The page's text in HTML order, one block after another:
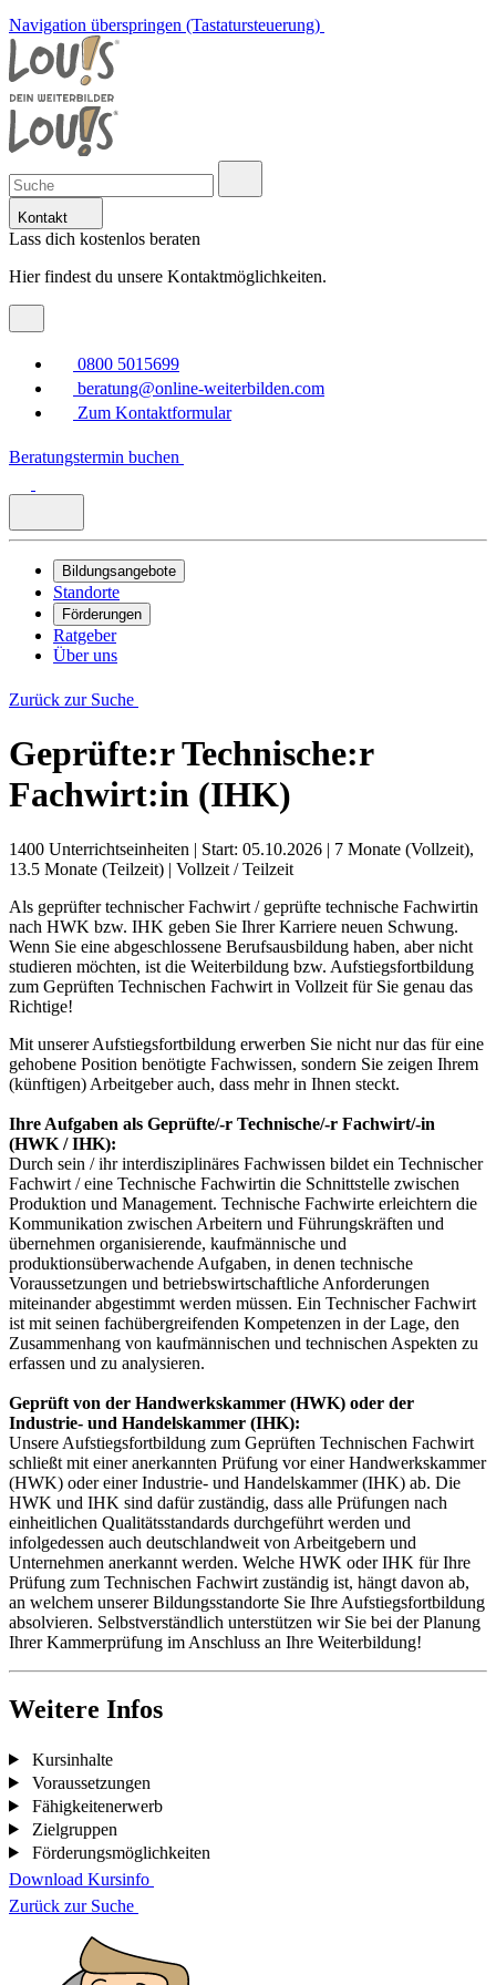
Navigation überspringen (Tastatursteuerung)
Kontakt
Lass dich kostenlos beraten
Hier findest du unsere Kontaktmöglichkeiten.
0800 5015699
beratung@online-weiterbilden.com
Zum Kontaktformular
Beratungstermin buchen
Bildungsangebote
Standorte
Förderungen
Ratgeber
Über uns
Zurück zur Suche
Geprüfte:r Technische:r
Fachwirt:in (IHK)
1400 Unterrichtseinheiten | Start: 05.10.2026 | 7 Monate (Vollzeit),
13.5 Monate (Teilzeit) | Vollzeit / Teilzeit
Als geprüfter technischer Fachwirt / geprüfte technische Fachwirtin
nach HWK bzw. IHK geben Sie Ihrer Karriere neuen Schwung.
Wenn Sie eine abgeschlossene Berufsausbildung haben, aber nicht
studieren möchten, ist die Weiterbildung bzw. Aufstiegsfortbildung
zum Geprüften Technischen Fachwirt in Vollzeit für Sie genau das
Richtige!
Mit unserer Aufstiegsfortbildung erwerben Sie nicht nur das für eine
gehobene Position benötigte Fachwissen, sondern Sie zeigen Ihrem
(künftigen) Arbeitgeber auch, dass mehr in Ihnen steckt.
Ihre Aufgaben als Geprüfte/-r Technische/-r Fachwirt/-in
(HWK / IHK):
Durch sein / ihr interdisziplinäres Fachwissen bildet ein Technischer
Fachwirt / eine Technische Fachwirtin die Schnittstelle zwischen
Produktion und Management. Technische Fachwirte erleichtern die
Kommunikation zwischen Arbeitern und Führungskräften und
übernehmen organisierende, kaufmännische und
produktionsüberwachende Aufgaben, in denen technische
Voraussetzungen und betriebswirtschaftliche Anforderungen
miteinander abgestimmt werden müssen. Ein Technischer Fachwirt
ist mit seinen fachübergreifenden Kompetenzen in der Lage, den
Zusammenhang von kaufmännischen und technischen Aspekten zu
erfassen und zu analysieren.
Geprüft von der Handwerkskammer (HWK) oder der
Industrie- und Handelskammer (IHK):
Unsere Aufstiegsfortbildung zum Geprüften Technischen Fachwirt
schließt mit einer anerkannten Prüfung vor einer Handwerkskammer
(HWK) oder einer Industrie- und Handelskammer (IHK) ab. Die
HWK und IHK sind dafür zuständig, dass alle Prüfungen nach
einheitlichen Qualitätsstandards durchgeführt werden und
infolgedessen auch deutschlandweit von Arbeitgebern und
Unternehmen anerkannt werden. Welche HWK oder IHK für Ihre
Prüfung zum Technischen Fachwirt zuständig ist, hängt davon ab,
an welchem unserer Bildungsstandorte Sie Ihre Aufstiegsfortbildung
absolvieren. Selbstverständlich unterstützen wir Sie bei der Planung
Ihrer Kammerprüfung im Anschluss an Ihre Weiterbildung!
Weitere Infos
Kursinhalte
Voraussetzungen
Fähigkeitenerwerb
Zielgruppen
Förderungsmöglichkeiten
Download Kursinfo
Zurück zur Suche